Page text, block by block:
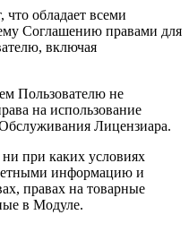
что обладает всеми
Соглашению правами для
включая
Пользователю не
на использование
Лицензиара.
при каких условиях
информацию и
правах на товарные
в Модуле.